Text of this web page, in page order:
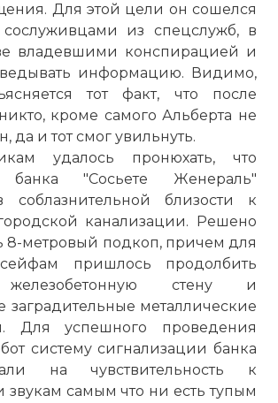
Для этой цели он сошелся
из спецслужб, в
владевшими конспирацией и
информацию. Видимо,
тот факт, что после
кроме самого Альберта не
да и тот смог увильнуть.
удалось пронюхать, что
банка "Сосьете Женераль"
соблазнительной близости к
канализации. Решено
8-метровый подкоп, причем для
пришлось продолбить
стену и
заградительные металлические
Для успешного проведения
систему сигнализации банка
на чувствительность к
самым что ни есть тупым